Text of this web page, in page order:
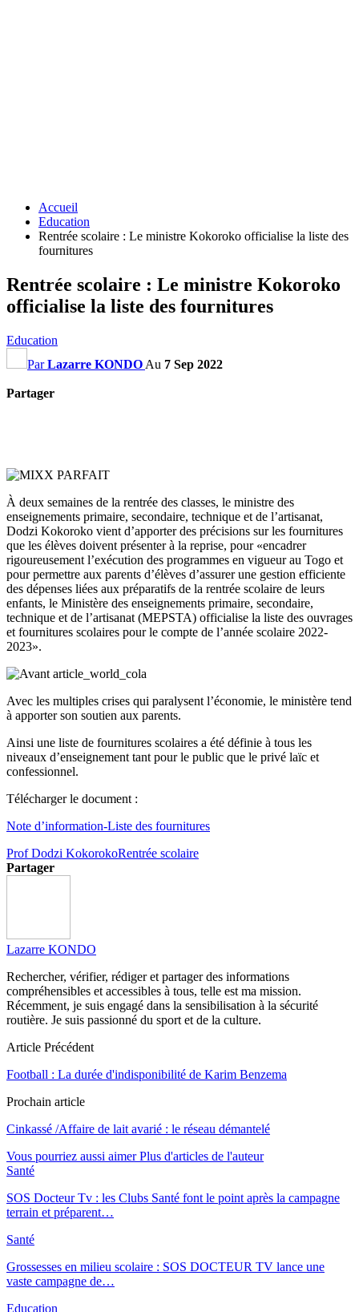
Accueil
Education
Rentrée scolaire : Le ministre Kokoroko officialise la liste des
fournitures
Rentrée scolaire : Le ministre Kokoroko
officialise la liste des fournitures
Education
ParLazarre KONDO Au 7 Sep 2022
Partager
À deux semaines de la rentrée des classes, le ministre des
enseignements primaire, secondaire, technique et de l’artisanat,
Dodzi Kokoroko vient d’apporter des précisions sur les fournitures
que les élèves doivent présenter à la reprise, pour «encadrer
rigoureusement l’exécution des programmes en vigueur au Togo et
pour permettre aux parents d’élèves d’assurer une gestion efficiente
des dépenses liées aux préparatifs de la rentrée scolaire de leurs
enfants, le Ministère des enseignements primaire, secondaire,
technique et de l’artisanat (MEPSTA) officialise la liste des ouvrages
et fournitures scolaires pour le compte de l’année scolaire 2022-
2023».
Avec les multiples crises qui paralysent l’économie, le ministère tend
à apporter son soutien aux parents.
Ainsi une liste de fournitures scolaires a été définie à tous les
niveaux d’enseignement tant pour le public que le privé laïc et
confessionnel.
Télécharger le document :
Note d’information-Liste des fournitures
Prof Dodzi KokorokoRentrée scolaire
Partager
Lazarre KONDO
Rechercher, vérifier, rédiger et partager des informations
compréhensibles et accessibles à tous, telle est ma mission.
Récemment, je suis engagé dans la sensibilisation à la sécurité
routière. Je suis passionné du sport et de la culture.
Article Précédent
Football : La durée d'indisponibilité de Karim Benzema
Prochain article
Cinkassé /Affaire de lait avarié : le réseau démantelé
Vous pourriez aussi aimer Plus d'articles de l'auteur
Santé
SOS Docteur Tv : les Clubs Santé font le point après la campagne
terrain et préparent…
Santé
Grossesses en milieu scolaire : SOS DOCTEUR TV lance une
vaste campagne de…
Education